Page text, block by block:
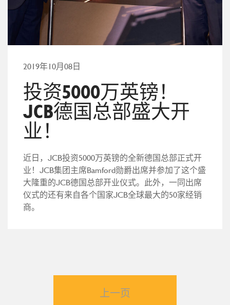
2019年10月08日
投资5000万英镑！
JCB德国总部盛大开
业！
近日，JCB投资5000万英镑的全新德国总部正式开
业！JCB集团主席Bamford勋爵出席并参加了这个盛
大隆重的JCB德国总部开业仪式。此外，一同出席
仪式的还有来自各个国家JCB全球最大的50家经销
商。
上一页